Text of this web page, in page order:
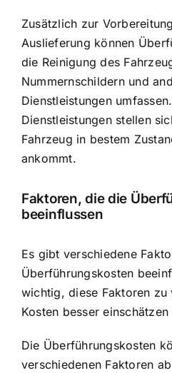
Zusätzlich zur
Auslieferung können
die Reinigung des
Nummernschildern und
Dienstleistungen
Dienstleistungen stellen
Fahrzeug in bestem
ankommt.
Faktoren, die die
beeinflussen
Es gibt verschiedene
Überführungskosten
wichtig, diese Faktoren zu
Kosten besser
Die Überführungskosten
verschiedenen Faktoren